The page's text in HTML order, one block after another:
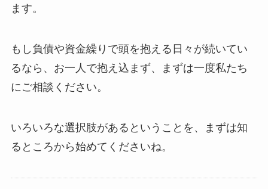
ます。
もし負債や資金繰りで頭を抱える日々が続いてい
るなら、お一人で抱え込まず、まずは一度私たち
にご相談ください。
いろいろな選択肢があるということを、まずは知
るところから始めてくださいね。